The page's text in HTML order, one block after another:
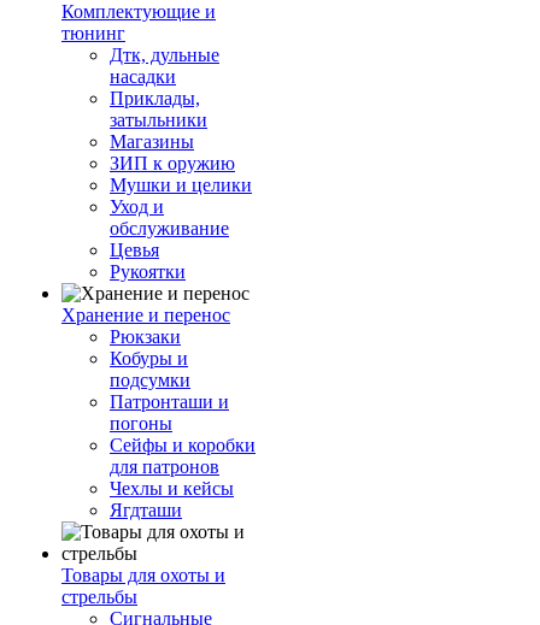
Комплектующие и
тюнинг
Дтк, дульные
насадки
Приклады,
затыльники
Магазины
ЗИП к оружию
Мушки и целики
Уход и
обслуживание
Цевья
Рукоятки
Хранение и перенос
Рюкзаки
Кобуры и
подсумки
Патронташи и
погоны
Сейфы и коробки
для патронов
Чехлы и кейсы
Ягдташи
Товары для охоты и
стрельбы
Сигнальные